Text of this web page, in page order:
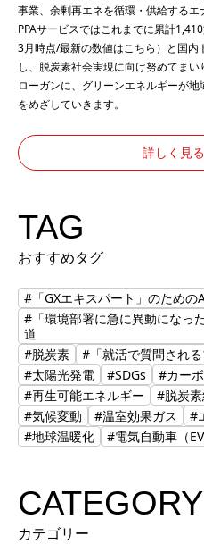
事業、余剰再エネを循環・供給するエ
PPAサービスではこれまでに累計
3月時点/最新の数値はこちら ）と国内
し、脱炭素社会実現に向け努めてま
ローガンに、グリーンエネルギーが
をめざしていきます。
詳しく見る
TAG
おすすめタグ
#「GXエキスパート」のための
#「環境部署に急に異動になっ
道
#脱炭素
#「就活で質問され
#太陽光発電
#SDGs
#カー
#再生可能エネルギー
#脱炭
#気候変動
#温室効果ガス #
#地球温暖化
#電気自動車（EV
CATEGORY
カテゴリー